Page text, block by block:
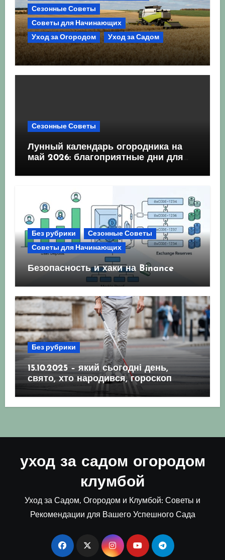
Сезонные Советы
Советы для Начинающих
Уход за Огородом
Уход за Садом
Агрокультура України осінь 2026:
Сезонные Советы
Лунный календарь огородника на
май 2026: благоприятные дни для
Без рубрики
Сезонные Советы
Советы для Начинающих
Безопасность и хаки на Binance
Без рубрики
15.10.2025 – який сьогодні день,
свято, хто народився, гороскоп
уход за садом огородом
клумбой
Уход за Садом, Огородом и Клумбой: Советы и
Рекомендации для Вашего Успешного Сада